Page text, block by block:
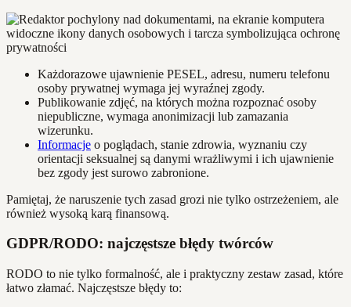
Każdorazowe ujawnienie PESEL, adresu, numeru telefonu
osoby prywatnej wymaga jej wyraźnej zgody.
Publikowanie zdjęć, na których można rozpoznać osoby
niepubliczne, wymaga anonimizacji lub zamazania
wizerunku.
Informacje o poglądach, stanie zdrowia, wyznaniu czy
orientacji seksualnej są danymi wrażliwymi i ich ujawnienie
bez zgody jest surowo zabronione.
Pamiętaj, że naruszenie tych zasad grozi nie tylko ostrzeżeniem, ale
również wysoką karą finansową.
GDPR/RODO: najczęstsze błędy twórców
RODO to nie tylko formalność, ale i praktyczny zestaw zasad, które
łatwo złamać. Najczęstsze błędy to: